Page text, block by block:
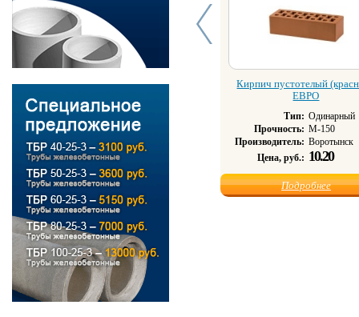
Кирпич пустотелый
ЕВРО
Тип: Одинарный
Прочность: M-150
Производитель: Воротынск
Цена, руб.: 10.20
Подробнее